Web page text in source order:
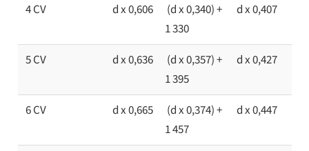
4 CV d x 0,606
(d x 0,340) +
1 330
d x 0,407
5 CV d x 0,636
(d x 0,357) +
1 395
d x 0,427
6 CV d x 0,665
(d x 0,374) +
1 457
d x 0,447